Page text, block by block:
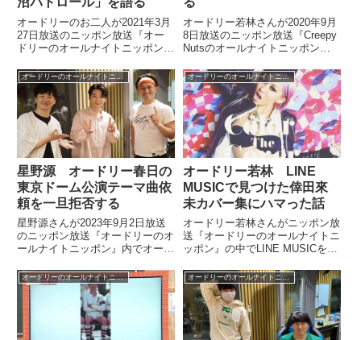
オードリーのお二人が2021年3月
27日放送のニッポン放送『オー
ドリーのオールナイトニッポン』
たオードリーのホームページ「天
沼パトロール」について話してい
ました。
オードリー若林さんが2020年9月
8日放送のニッポン放送『Creepy
Nutsのオールナイトニッポン』
人に『ミュージックステーショ
ン』の感想を伝えていました。
Creepy Nutsのオールナイトニ
ッ...
オードリーのオールナイトニッポン
星野源 オードリー春日の
東京ドーム公演テーマ曲依
頼を一旦拒否する
星野源さんが2023年9月2日放送
のニッポン放送『オードリーのオ
ールナイトニッポン』内でオード
りのオファーを春日さんから受
け、あまりのぞんざいな依頼だっ
たため依頼を拒否していました。
オードリーのオールナイトニッポン
オードリー若林 LINE
MUSICで見つけた倖田來
未カバー集にハマった話
オードリー若林さんがニッポン放
送『オードリーのオールナイトニ
ッポン』の中でLINE MUSICをチ
倖田來未のカバーアルバムに超ハ
マってしまった話をしていまし
た。（若林正恭）で、3月とか4
月とか、忘れたけどコンパ...
オードリーのオールナイトニッポン オードリーのオールナイトニッポン